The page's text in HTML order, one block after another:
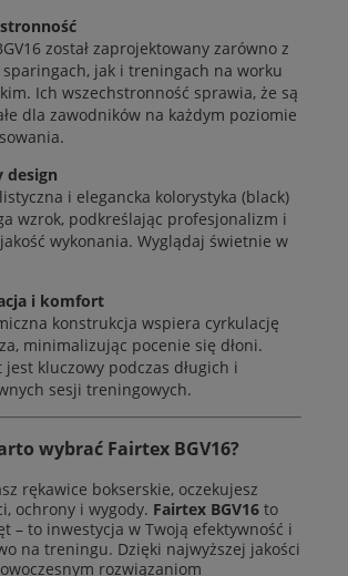
został zaprojektowany zarówno z
sparingach, jak i treningach na worku
Ich wszechstronność sprawia, że są
dla zawodników na każdym poziomie
design
i elegancka kolorystyka (black)
wzrok, podkreślając profesjonalizm i
wykonania. Wyglądaj świetnie w
i komfort
konstrukcja wspiera cyrkulację
minimalizując pocenie się dłoni.
jest kluczowy podczas długich i
sesji treningowych.
wybrać Fairtex BGV16?
rękawice bokserskie, oczekujesz
ochrony i wygody. Fairtex BGV16 to
– to inwestycja w Twoją efektywność i
na treningu. Dzięki najwyższej jakości
rozwiązaniom